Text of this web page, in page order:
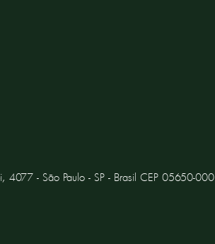
4077 - São Paulo - SP - Brasil CEP 05650-000